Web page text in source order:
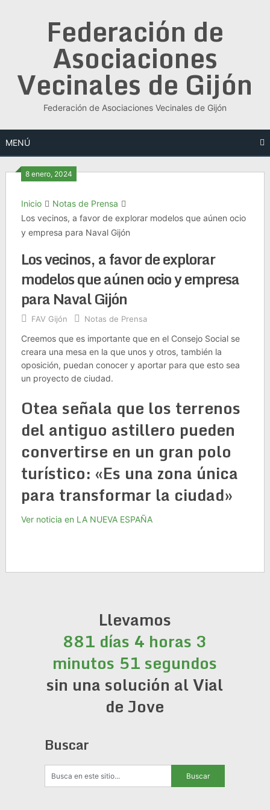
Federación de
Asociaciones
Vecinales de Gijón
Federación de Asociaciones Vecinales de Gijón
MENÚ
8 enero, 2024
Inicio
Notas de Prensa
Los vecinos, a favor de explorar modelos que aúnen ocio
y empresa para Naval Gijón
Los vecinos, a favor de explorar
modelos que aúnen ocio y empresa
para Naval Gijón
FAV Gijón Notas de Prensa
Creemos que es importante que en el Consejo Social se
creara una mesa en la que unos y otros, también la
oposición, puedan conocer y aportar para que esto sea
un proyecto de ciudad.
Otea señala que los terrenos
del antiguo astillero pueden
convertirse en un gran polo
turístico: «Es una zona única
para transformar la ciudad»
Ver noticia en LA NUEVA ESPAÑA
Llevamos
881 días 4 horas 3
minutos 51 segundos
sin una solución al Vial
de Jove
Buscar